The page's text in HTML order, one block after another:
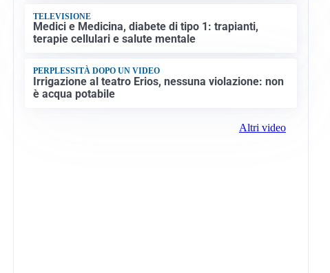
TELEVISIONE
Medici e Medicina, diabete di tipo 1: trapianti,
terapie cellulari e salute mentale
PERPLESSITÀ DOPO UN VIDEO
Irrigazione al teatro Erios, nessuna violazione: non
è acqua potabile
Altri video